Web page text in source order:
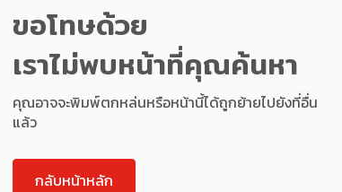
ขอโทษด้วย
เราไม่พบหน้าที่คุณค้นหา
คุณอาจจะพิมพ์ตกหล่นหรือหน้านี้ได้ถูกย้ายไปยังที่อื่น
แล้ว
กลับหน้าหลัก